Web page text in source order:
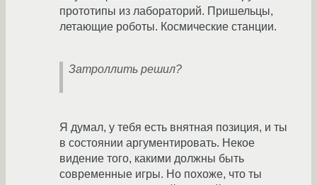
прототипы из лабораторий. Пришельцы,
летающие роботы. Космические станции.
Затроллить решил?
Я думал, у тебя есть внятная позиция, и ты
в состоянии аргументировать. Некое
видение того, какими должны быть
современные игры. Но похоже, что ты